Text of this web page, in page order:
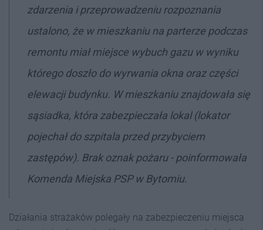
zdarzenia i przeprowadzeniu rozpoznania
ustalono, że w mieszkaniu na parterze podczas
remontu miał miejsce wybuch gazu w wyniku
którego doszło do wyrwania okna oraz części
elewacji budynku. W mieszkaniu znajdowała się
sąsiadka, która zabezpieczała lokal (lokator
pojechał do szpitala przed przybyciem
zastępów). Brak oznak pożaru - poinformowała
Komenda Miejska PSP w Bytomiu.
Działania strażaków polegały na zabezpieczeniu miejsca